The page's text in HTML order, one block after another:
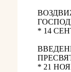
* 14
* 21